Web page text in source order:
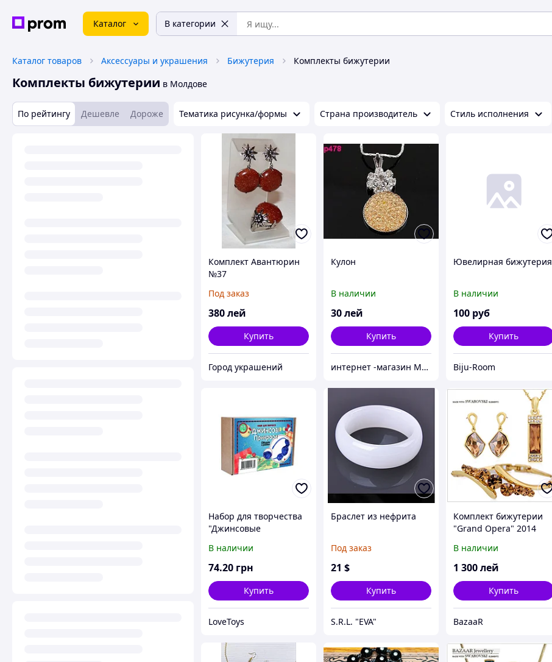
Каталог В категории
Каталог товаров Аксессуары и украшения Бижутерия Комплекты бижутерии
Комплекты бижутерии в Молдове
По рейтингу Дешевле Дороже Тематика рисунка/формы Страна производитель Стиль исполнения
Комплект Авантюрин
№37
Под заказ
380лей
Купить
Город украшений
Кулон
В наличии
30лей
Купить
интернет -магазин Модняшка
Ювелирная бижутерия
В наличии
100 руб
Купить
Biju-Room
Набор для творчества
"Джинсовые
розами"
В наличии
74.20 грн
Купить
LoveToys
Браслет из нефрита
Под заказ
21 $
Купить
S.R.L. "EVA"
Комплект бижутерии
"Grand Opera" 2014
В наличии
1 300лей
Купить
BazaaR